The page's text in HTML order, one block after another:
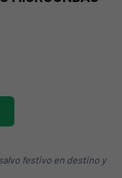
festivo en destino y